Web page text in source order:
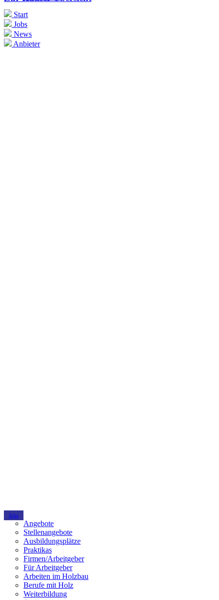
Jobs
Angebote
Stellenangebote
Ausbildungsplätze
Praktikas
Firmen/Arbeitgeber
Für Arbeitgeber
Arbeiten im Holzbau
Berufe mit Holz
Weiterbildung
Start
Jobs
News
Anbieter